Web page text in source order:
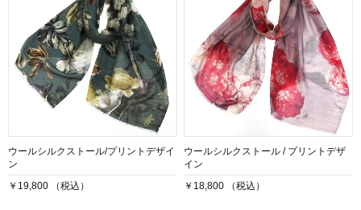
ウールシルクストール/プリントデザイ
ン
￥19,800 （税込）
ウールシルクストール / プリントデザ
イン
￥18,800 （税込）